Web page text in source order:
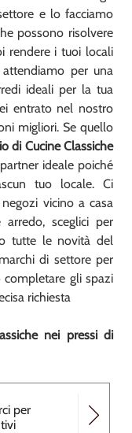
e lo facciamo
possono risolvere
rendere i tuoi locali
per una
ideali per la tua
entrato nel nostro
migliori. Se quello
di Cucine Classiche
ideale poiché
tuo locale. Ci
vicino a casa
sceglici per
tutte le novità del
di settore per
gli spazi
richiesta
nei pressi di
per